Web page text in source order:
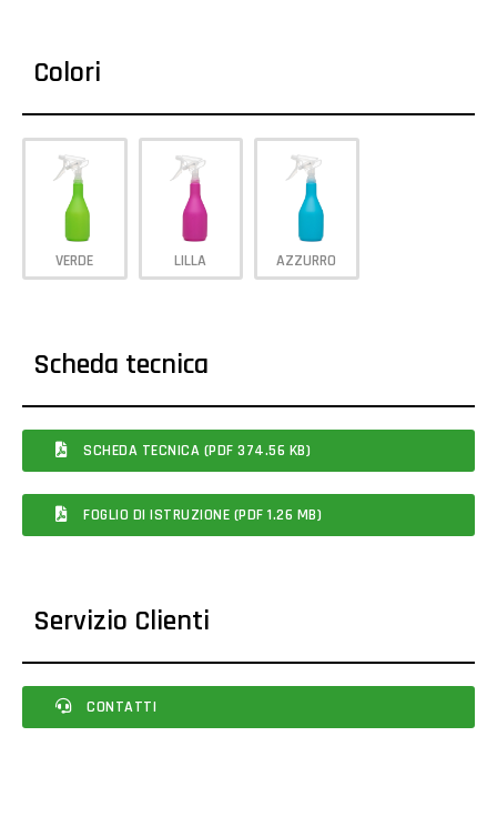
Colori
VERDE LILLA AZZURRO
Scheda tecnica
SCHEDA TECNICA (PDF 374.56 KB)
FOGLIO DI ISTRUZIONE (PDF 1.26 MB)
Servizio Clienti
CONTATTI